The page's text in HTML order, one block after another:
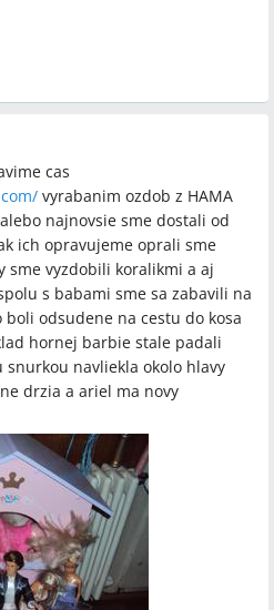
cas
vyrabanim ozdob z HAMA
najnovsie sme dostali od
ich opravujeme oprali sme
sme vyzdobili koralikmi a aj
s babami sme sa zabavili na
odsudene na cestu do kosa
hornej barbie stale padali
snurkou navliekla okolo hlavy
drzia a ariel ma novy